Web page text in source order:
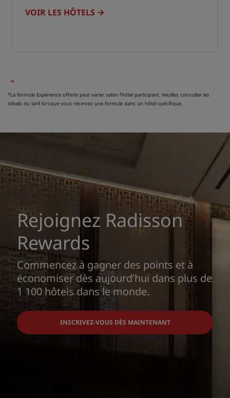
VOIR LES HÔTELS
*La formule Expérience offerte peut varier selon l’hôtel participant. Veuillez consulter les
détails du tarif lorsque vous réservez une formule dans un hôtel spécifique.
Rejoignez Radisson
Rewards
Commencez à gagner des points et à
économiser dès aujourd’hui dans plus de
1 100 hôtels dans le monde.
INSCRIVEZ-VOUS DÈS MAINTENANT